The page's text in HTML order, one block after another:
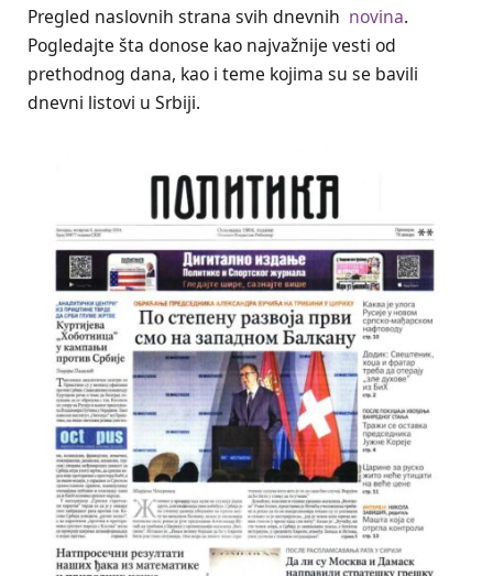
Pregled naslovnih strana svih dnevnih novina.
Pogledajte šta donose kao najvažnije vesti od
prethodnog dana, kao i teme kojima su se bavili
dnevni listovi u Srbiji.